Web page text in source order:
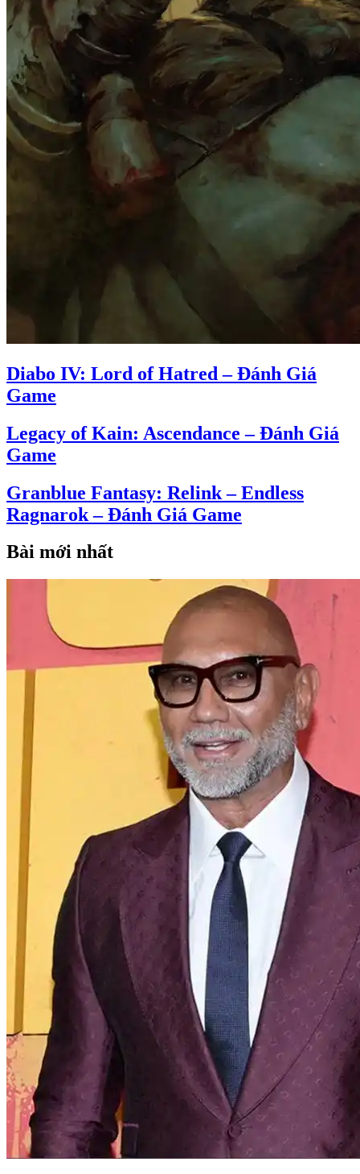
Diabo IV: Lord of Hatred – Đánh Giá
Game
Legacy of Kain: Ascendance – Đánh Giá
Game
Granblue Fantasy: Relink – Endless
Ragnarok – Đánh Giá Game
Bài mới nhất